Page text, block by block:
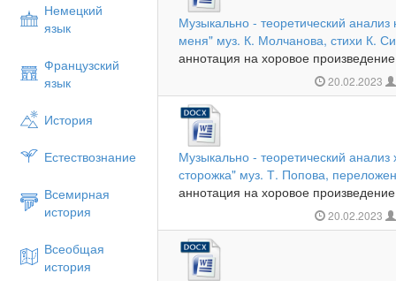
Немецкий
язык
Французский
язык
История
Естествознание
Всемирная
история
Всеобщая
история
Музыкально - теоретический
меня" муз. К. Молчанова, стихи К.
аннотация на хоровое
20.02.2023
Музыкально - теоретический
сторожка" муз. Т. Попова,
аннотация на хоровое
20.02.2023